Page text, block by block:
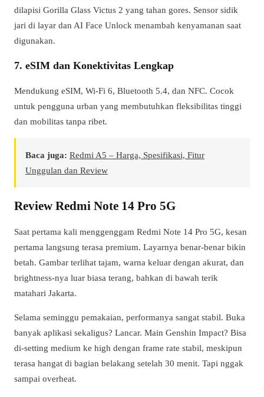
dilapisi Gorilla Glass Victus 2 yang tahan gores. Sensor sidik
jari di layar dan AI Face Unlock menambah kenyamanan saat
digunakan.
7. eSIM dan Konektivitas Lengkap
Mendukung eSIM, Wi-Fi 6, Bluetooth 5.4, dan NFC. Cocok
untuk pengguna urban yang membutuhkan fleksibilitas tinggi
dan mobilitas tanpa ribet.
Baca juga: Redmi A5 – Harga, Spesifikasi, Fitur
Unggulan dan Review
Review Redmi Note 14 Pro 5G
Saat pertama kali menggenggam Redmi Note 14 Pro 5G, kesan
pertama langsung terasa premium. Layarnya benar-benar bikin
betah. Gambar terlihat tajam, warna keluar dengan akurat, dan
brightness-nya luar biasa terang, bahkan di bawah terik
matahari Jakarta.
Selama seminggu pemakaian, performanya sangat stabil. Buka
banyak aplikasi sekaligus? Lancar. Main Genshin Impact? Bisa
di-setting medium ke high dengan frame rate stabil, meskipun
terasa hangat di bagian belakang setelah 30 menit. Tapi nggak
sampai overheat.